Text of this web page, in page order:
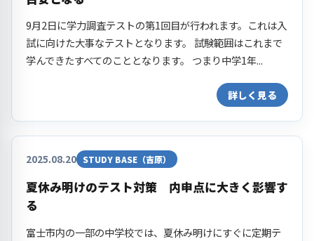
9月2日に学力調査テストの第1回目が行われます。これは入
試に向けた大事なテストとなります。 試験範囲はこれまで
学んできたすべてのこととなります。 つまり中学1年...
詳しく見る
2025.08.20 STUDY BASE（吉原）
夏休み明けのテスト対策 内申点に大きく影響す
る
富士市内の一部の中学校では、夏休み明けにすぐに定期テ